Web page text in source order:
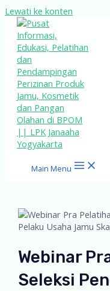
Lewati ke konten
Main Menu
Webinar
Seleksi